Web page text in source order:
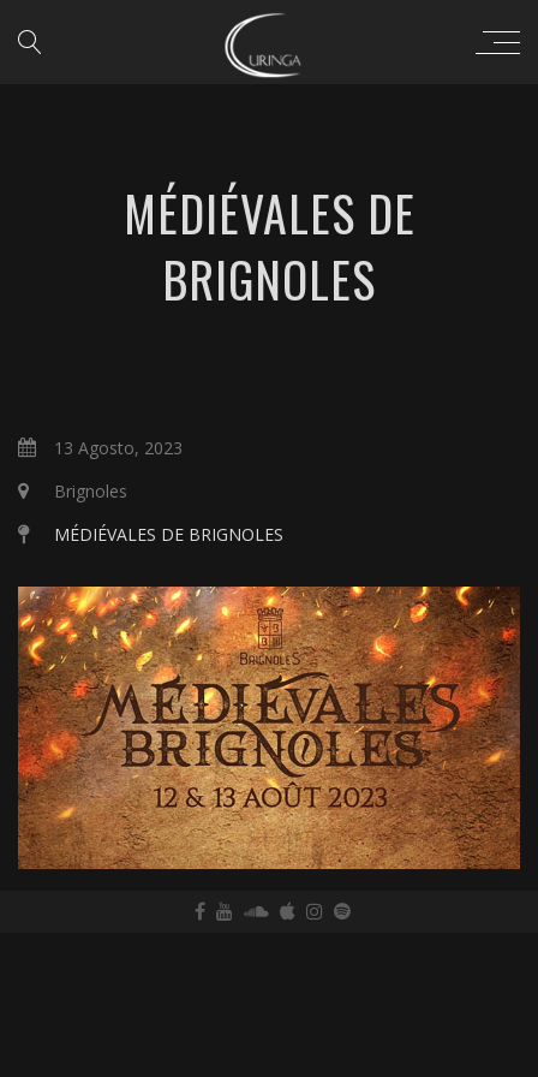
MÉDIÉVALES DE
BRIGNOLES
13 Agosto, 2023
Brignoles
MÉDIÉVALES DE BRIGNOLES